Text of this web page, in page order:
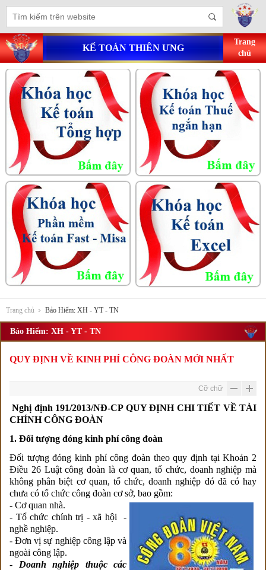
KẾ TOÁN THIÊN ƯNG
Trang
chủ
Trang chủ Bảo Hiểm: XH - YT - TN
Bảo Hiểm: XH - YT - TN
QUY ĐỊNH VỀ KINH PHÍ CÔNG ĐOÀN MỚI NHẤT
Cỡ chữ
Nghị định 191/2013/NĐ-CP QUY ĐỊNH CHI TIẾT VỀ TÀI
CHÍNH CÔNG ĐOÀN
1. Đối tượng đóng kinh phí công đoàn
Đối tượng đóng kinh phí công đoàn theo quy định tại Khoản 2
Điều 26 Luật công đoàn là cơ quan, tổ chức, doanh nghiệp mà
không phân biệt cơ quan, tổ chức, doanh nghiệp đó đã có hay
chưa có tổ chức công đoàn cơ sở, bao gồm:
- Cơ quan nhà.
- Tổ chức chính trị - xã hội -
nghề nghiệp.
- Đơn vị sự nghiệp công lập và
ngoài công lập.
- Doanh nghiệp thuộc các